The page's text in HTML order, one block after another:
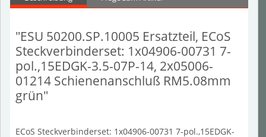
"ESU 50200.SP.10005 Ersatzteil, ECoS
Steckverbinderset: 1x04906-00731 7-
pol.,15EDGK-3.5-07P-14, 2x05006-
01214 Schienenanschluß RM5.08mm
grün"
ECoS Steckverbinderset: 1x04906-00731 7-pol.,15EDGK-